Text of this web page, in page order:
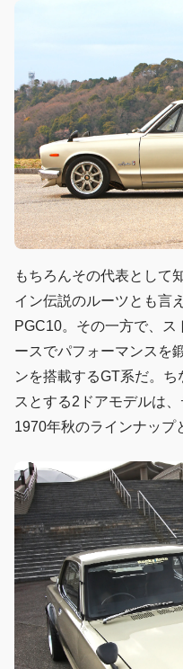
もちろんその代表として
イン伝説のルーツとも言
PGC10。その一方で、ス
ースでパフォーマンスを
ンを搭載するGT系だ。
スとする2ドアモデルは
1970年秋のラインナップ